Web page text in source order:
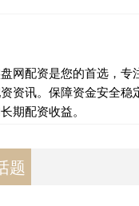
网配资是您的首选，专
资讯。保障资金安全稳
期配资收益。
题